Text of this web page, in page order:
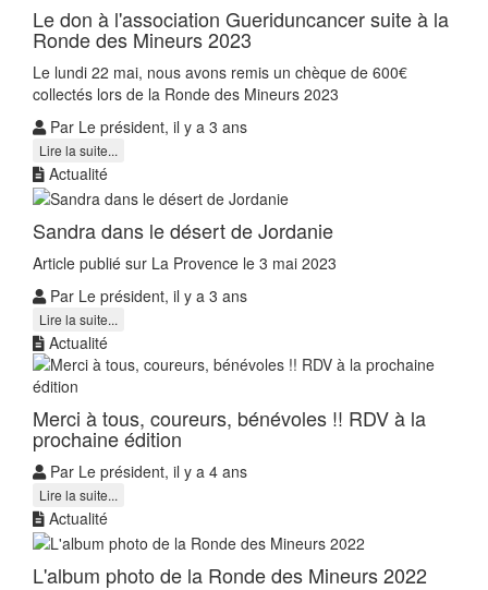
Le don à l'association Gueriduncancer suite à la
Ronde des Mineurs 2023
Le lundi 22 mai, nous avons remis un chèque de 600€
collectés lors de la Ronde des Mineurs 2023
Par Le président, il y a 3 ans
Lire la suite...
Actualité
Sandra dans le désert de Jordanie
Article publié sur La Provence le 3 mai 2023
Par Le président, il y a 3 ans
Lire la suite...
Actualité
Merci à tous, coureurs, bénévoles !! RDV à la
prochaine édition
Par Le président, il y a 4 ans
Lire la suite...
Actualité
L'album photo de la Ronde des Mineurs 2022